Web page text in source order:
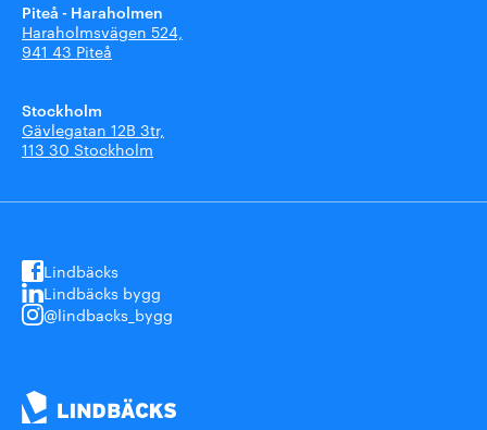
Piteå - Haraholmen
Haraholmsvägen 524,
941 43 Piteå
Stockholm
Gävlegatan 12B 3tr,
113 30 Stockholm
Lindbäcks
Lindbäcks bygg
@lindbacks_bygg